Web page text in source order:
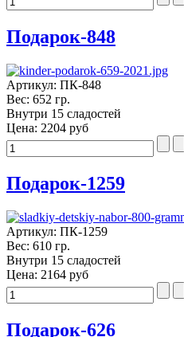
Подарок-848
Артикул: ПК-848
Вес: 652 гр.
Внутри 15 сладостей
Цена: 2204 руб
Подарок-1259
Артикул: ПК-1259
Вес: 610 гр.
Внутри 15 сладостей
Цена: 2164 руб
Подарок-626